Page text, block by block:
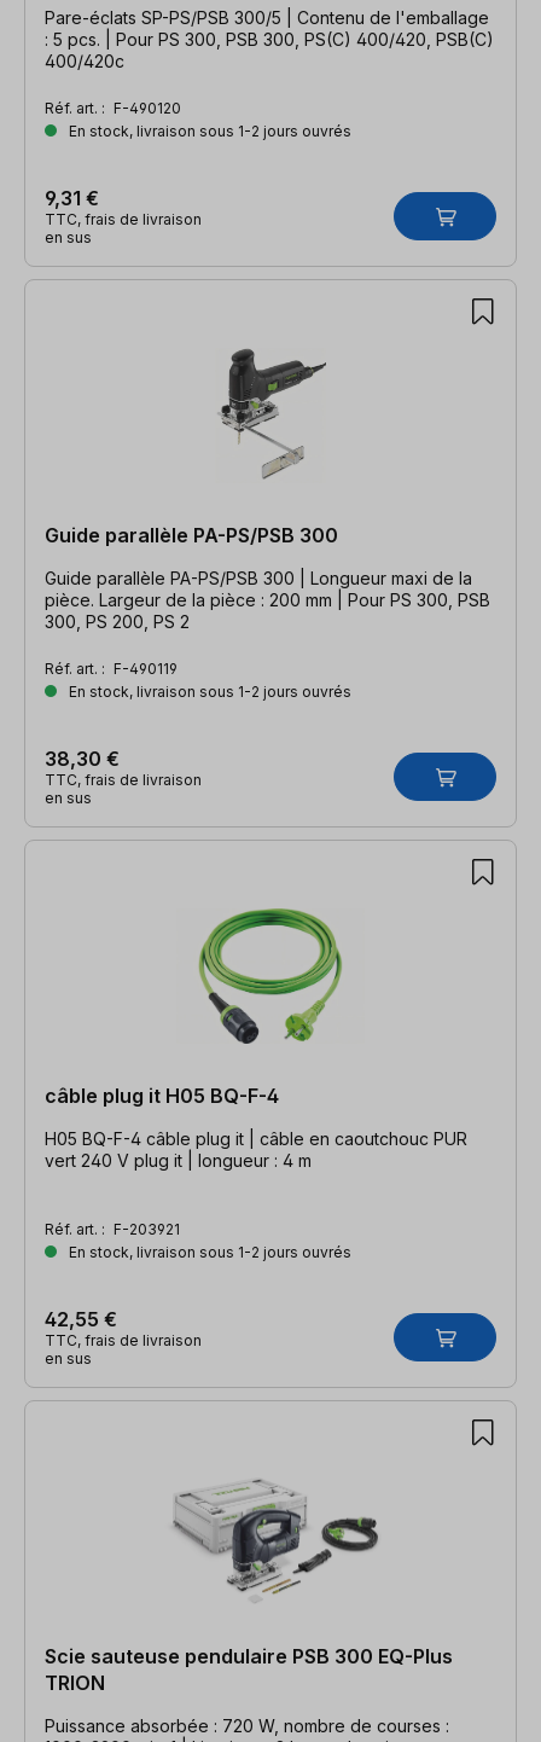
Pare-éclats SP-PS/PSB 300/5 | Contenu de l'emballage
: 5 pcs. | Pour PS 300, PSB 300, PS(C) 400/420, PSB(C)
400/420c
Réf. art. : F-490120
En stock, livraison sous 1-2 jours ouvrés
9,31 €
TTC, frais de livraison
en sus
Guide parallèle PA-PS/PSB 300
Guide parallèle PA-PS/PSB 300 | Longueur maxi de la
pièce. Largeur de la pièce : 200 mm | Pour PS 300, PSB
300, PS 200, PS 2
Réf. art. : F-490119
En stock, livraison sous 1-2 jours ouvrés
38,30 €
TTC, frais de livraison
en sus
câble plug it H05 BQ-F-4
H05 BQ-F-4 câble plug it | câble en caoutchouc PUR
vert 240 V plug it | longueur : 4 m
Réf. art. : F-203921
En stock, livraison sous 1-2 jours ouvrés
42,55 €
TTC, frais de livraison
en sus
Scie sauteuse pendulaire PSB 300 EQ-Plus
TRION
Puissance absorbée : 720 W, nombre de courses :